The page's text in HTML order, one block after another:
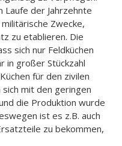
der Jahrzehnte
Zwecke,
zu etablieren. Die
sich nur Feldküchen
in großer Stückzahl
für den zivilen
mit den geringen
die Produktion wurde
ist es z.B. auch
zu bekommen,